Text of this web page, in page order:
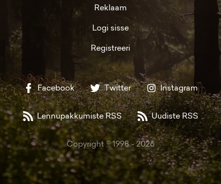
Reklaam
Logi sisse
Registreeri
Facebook Twitter Instagram
Lennupakkumiste RSS Uudiste RSS
Copyright © 1998 -2026